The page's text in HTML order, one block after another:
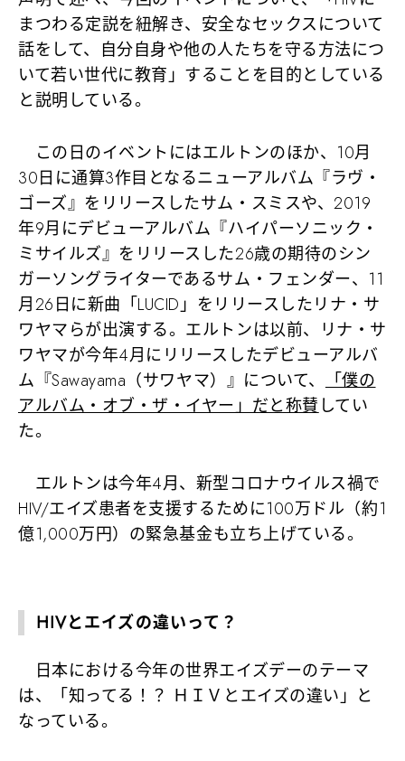
まつわる定説を紐解き、安全なセックスについて
話をして、自分自身や他の人たちを守る方法につ
いて若い世代に教育」することを目的としている
と説明している。
この日のイベントにはエルトンのほか、10月
30日に通算3作目となるニューアルバム『ラヴ・
ゴーズ』をリリースしたサム・スミスや、2019
年9月にデビューアルバム『ハイパーソニック・
ミサイルズ』をリリースした26歳の期待のシン
ガーソングライターであるサム・フェンダー、11
月26日に新曲「LUCID」をリリースしたリナ・サ
ワヤマらが出演する。エルトンは以前、リナ・サ
ワヤマが今年4月にリリースしたデビューアルバ
ム『Sawayama（サワヤマ）』について、「僕の
アルバム・オブ・ザ・イヤー」だと称賛してい
た。
エルトンは今年4月、新型コロナウイルス禍で
HIV/エイズ患者を支援するために100万ドル（約1
億1,000万円）の緊急基金も立ち上げている。
HIVとエイズの違いって？
日本における今年の世界エイズデーのテーマ
は、
「知ってる！？ ＨＩＶとエイズの違い」 と
なっている。